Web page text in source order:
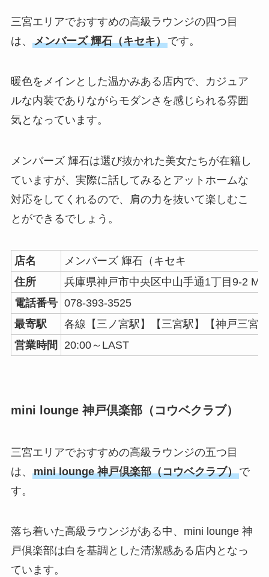
三宮エリアでおすすめの高級ラウンジの四つ目
は、 メンバーズ 輝石（キセキ）です。
暖色をメインとした温かみある店内で、カジュア
ルな内装でありながらモダンさを感じられる雰囲
気となっています。
メンバーズ 輝石は選び抜かれた美女たちが在籍し
ていますが、実際に話してみるとアットホームな
対応をしてくれるので、肩の力を抜いて楽しむこ
とができるでしょう。
店名
メンバーズ 輝石（キセキ
住所
兵庫県神戸市中央区中山手通1丁目9-2
電話番号 078-393-3525
最寄駅
各線【三ノ宮駅】【三宮駅】【神戸三宮
営業時間
20:00～LAST
mini lounge 神戸倶楽部（コウベクラブ）
三宮エリアでおすすめの高級ラウンジの五つ目
は、 mini lounge 神戸倶楽部（コウベクラブ）で
す。
落ち着いた高級ラウンジがある中、mini lounge 神
戸倶楽部は白を基調とした清潔感ある店内となっ
ています。